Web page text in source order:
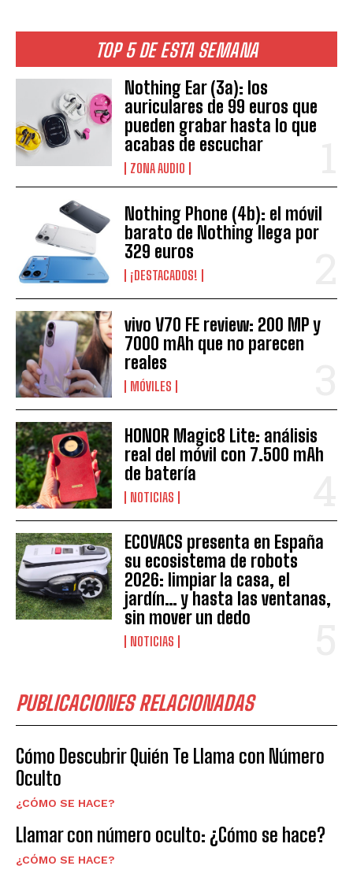
TOP 5 DE ESTA SEMANA
Nothing Ear (3a): los
auriculares de 99 euros que
pueden grabar hasta lo que
acabas de escuchar
ZONA AUDIO
Nothing Phone (4b): el móvil
barato de Nothing llega por
329 euros
¡DESTACADOS!
vivo V70 FE review: 200 MP y
7000 mAh que no parecen
reales
MÓVILES
HONOR Magic8 Lite: análisis
real del móvil con 7.500 mAh
de batería
NOTICIAS
ECOVACS presenta en España
su ecosistema de robots
2026: limpiar la casa, el
jardín… y hasta las ventanas,
sin mover un dedo
NOTICIAS
PUBLICACIONES RELACIONADAS
Cómo Descubrir Quién Te Llama con Número
Oculto
¿CÓMO SE HACE?
Llamar con número oculto: ¿Cómo se hace?
¿CÓMO SE HACE?